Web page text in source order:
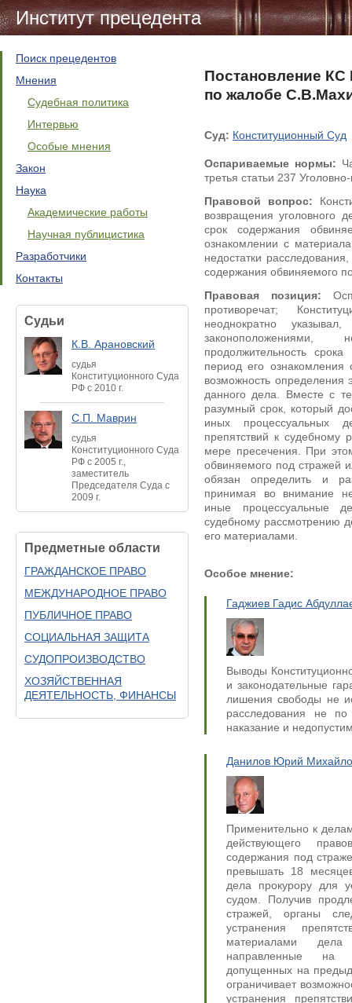
Институт прецедента
Поиск прецедентов
Мнения
Судебная политика
Интервью
Особые мнения
Закон
Наука
Академические работы
Научная публицистика
Разработчики
Контакты
Судьи
К.В. Арановский
судья
Конституционного Суда
РФ с 2010 г.
С.П. Маврин
судья
Конституционного Суда
РФ с 2005 г.,
заместитель
Председателя Суда с
2009 г.
Предметные области
ГРАЖДАНСКОЕ ПРАВО
МЕЖДУНАРОДНОЕ ПРАВО
ПУБЛИЧНОЕ ПРАВО
СОЦИАЛЬНАЯ ЗАЩИТА
СУДОПРОИЗВОДСТВО
ХОЗЯЙСТВЕННАЯ
ДЕЯТЕЛЬНОСТЬ, ФИНАНСЫ
Постановление
по жалобе
Суд: Конституционный Суд
Оспариваемые нормы:
третья статьи 237
Правовой вопрос:
возвращения уголовного
срок содержания
ознакомлении с
недостатки
содержания обвиняемого
Правовая позиция:
противоречат;
неоднократно
законоположениями,
продолжительность
период его ознакомления
возможность определения
данного дела. Вместе с
разумный срок, который
иных процессуальных
препятствий к судебному
мере пресечения. При
обвиняемого под стражей
обязан определить и
принимая во внимание
иные процессуальные
судебному рассмотрению
его материалами.
Особое мнение:
Гаджиев Гадис
Выводы
и законодательные
лишения свободы не
расследования не
наказание и
Данилов Юрий
Применительно к
действующего
содержания под
превышать 18
дела прокурору для
судом. Получив
стражей, органы
устранения
материалами дела
направленные на
допущенных на
ограничивает
устранения